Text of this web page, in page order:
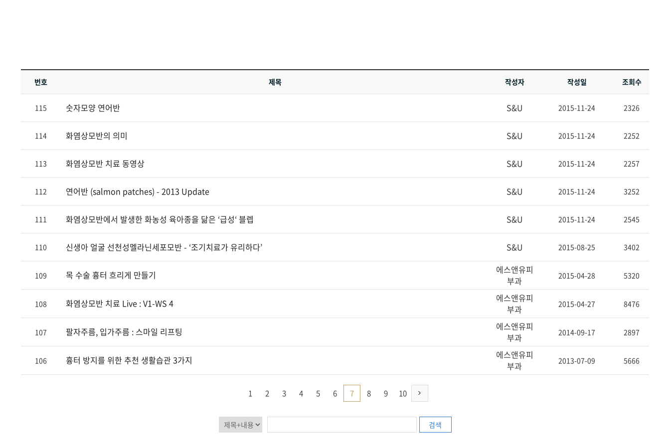
번호 제목 작성자 작성일 조회수
115 숫자모양 연어반 S&U 2015-11-24 2326
114 화염상모반의 의미 S&U 2015-11-24 2252
113 화염상모반 치료 동영상 S&U 2015-11-24 2257
112 연어반 (salmon patches) - 2013 Update S&U 2015-11-24 3252
111 화염상모반에서 발생한 화농성 육아종을 닮은 ‘급성‘ 블렙 S&U 2015-11-24 2545
110 신생아 얼굴 선천성멜라닌세포모반 - ‘조기치료가 유리하다’ S&U 2015-08-25 3402
109 목 수술 흉터 흐리게 만들기
에스앤유피
부과
2015-04-28 5320
108 화염상모반 치료 Live : V1-WS 4
에스앤유피
부과
2015-04-27 8476
107 팔자주름, 입가주름 : 스마일 리프팅
에스앤유피
부과
2014-09-17 2897
106 흉터 방지를 위한 추천 생활습관 3가지
에스앤유피
부과
2013-07-09 5666
1 2 3 4 5 6 7 8 9 10
검색